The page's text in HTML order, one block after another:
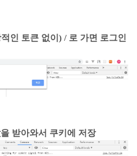
인 토큰 없이) / 로 가면 로그인
받아와서 쿠키에 저장